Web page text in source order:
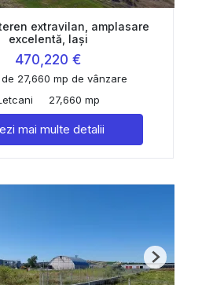
extravilan, amplasare
excelentă, Iași
470,220 €
27,660 mp de vânzare
27,660 mp
mai multe detalii
Next